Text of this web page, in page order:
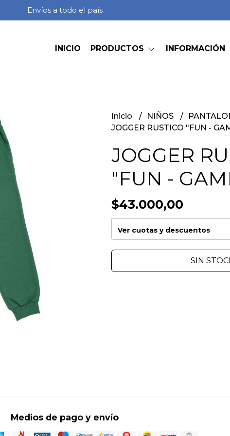
Envíos a todo el país
INICIO PRODUCTOS INFORMACIÓN
Inicio NIÑOS
JOGGER RUSTICO "FUN -
JOGGER
"FUN -
$43.000,00
Ver cuotas y descuentos
SIN
Medios de pago y envío